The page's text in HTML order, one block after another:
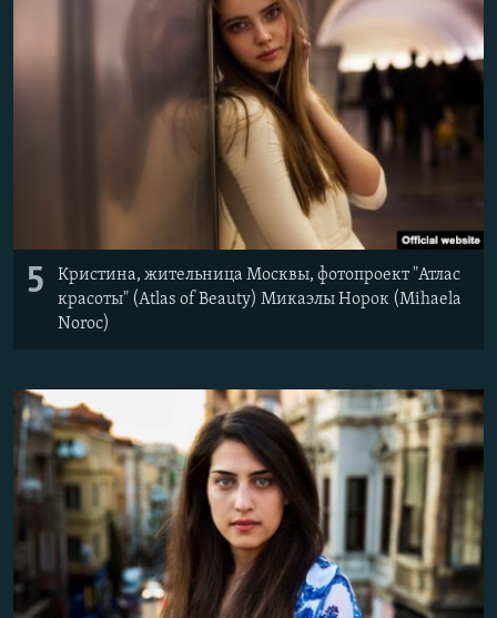
5
Кристина, жительница Москвы, ​фотопроект "Атлас
красоты" (Atlas of Beauty) Микаэлы Норок (Mihaela
Noroc)